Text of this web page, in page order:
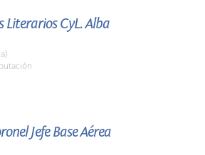
Literarios CyL. Alba
Jefe Base Aérea